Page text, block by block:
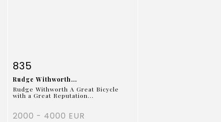
Fiche détaillée
835
Rudge Withworth...
Rudge Withworth A Great Bicycle
with a Great Reputation...
2000 - 4000 EUR